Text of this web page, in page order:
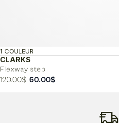
CLARKS
Flexway step
1 COULEUR
120.00$ Le
60.00$Le